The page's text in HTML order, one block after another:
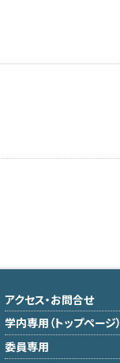
アクセス・お問合せ
学内専用（トップページ）
委員専用